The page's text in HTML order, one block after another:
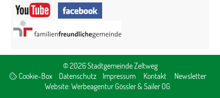
© 2026 Stadtgemeinde Zeltweg
Cookie-Box
Datenschutz Impressum Kontakt
Newsletter
Website:Werbeagentur Gössler & Sailer OG